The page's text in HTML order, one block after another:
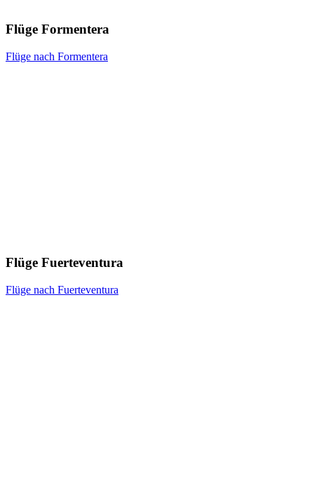
Flüge Formentera
Flüge nach Formentera
Flüge Fuerteventura
Flüge nach Fuerteventura